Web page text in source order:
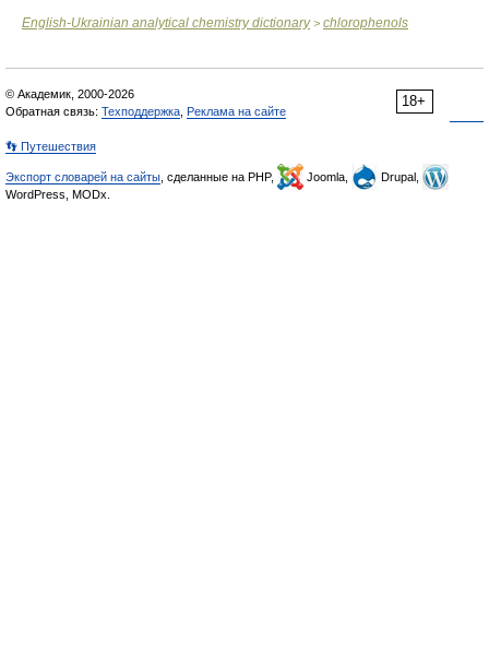
English-Ukrainian analytical chemistry dictionary> chlorophenols
18+
© Академик, 2000-2026
Обратная связь: Техподдержка Реклама на сайте
👣 Путешествия
Экспорт словарей на сайты , сделанные на PHP, Joomla,
Drupal,
WordPress, MODx.